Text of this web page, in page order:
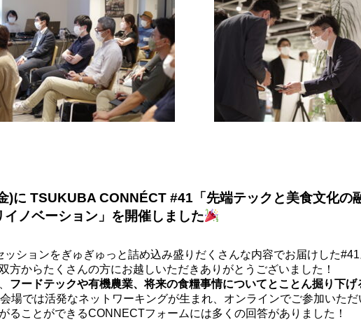
)に TSUKUBA CONNÉCT #41「先端テックと美食文化の
イノベーション」 を開催しました
ッションをぎゅぎゅっと詰め込み盛りだくさんな内容でお届けした
方からたくさんの方にお越しいただきありがとうございました！
フードテックや有機農業、将来の食糧事情についてとことん掘り下げ
会場では活発なネットワーキングが生まれ、オンラインでご参加いた
ることができるCONNECTフォームには多くの回答がありました！